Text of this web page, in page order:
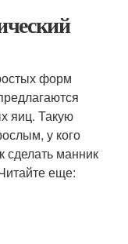
форм
яиц. Такую
у кого
сделать манник
еще: